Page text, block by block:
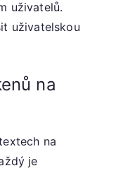
uživatelů.
uživatelskou
na
na
je